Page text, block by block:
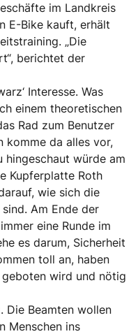
im Landkreis
E-Bike kauft, erhält
„Die
berichtet der
Interesse. Was
einem theoretischen
Rad zum Benutzer
komme da alles vor,
hingeschaut würde am
Kupferplatte Roth
wie sich die
Am Ende der
eine Runde im
es darum, Sicherheit
toll an, haben
wird und nötig
Die Beamten wollen
Menschen ins